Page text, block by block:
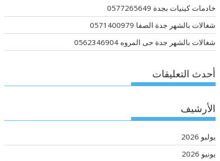
خادمات كينيات بجدة 0577265649
شغالات بالشهر جدة الصفا 0571400979
شغالات بالشهر جدة حى المروه 0562346904
أحدث التعليقات
الأرشيف
يوليو 2026
يونيو 2026